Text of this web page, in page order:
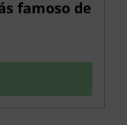
famoso de